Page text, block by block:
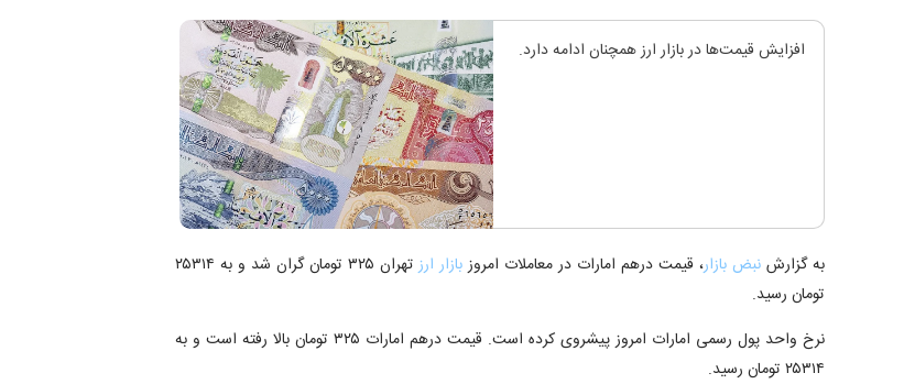
افزایش قیمت‌ها در بازار ارز همچنان ادامه دارد.
به گزارش نبض بازار، قیمت درهم امارات در معاملات امروزبازار ارز
تهران ۳۲۵ تومان گران شد و به ۲۵۳۱۴
تومان رسید.
نرخ واحد پول رسمی امارات امروز پیشروی کرده است. قیمت درهم امارات ۳۲۵ تومان بالا رفته است و به
۲۵۳۱۴ تومان رسید.